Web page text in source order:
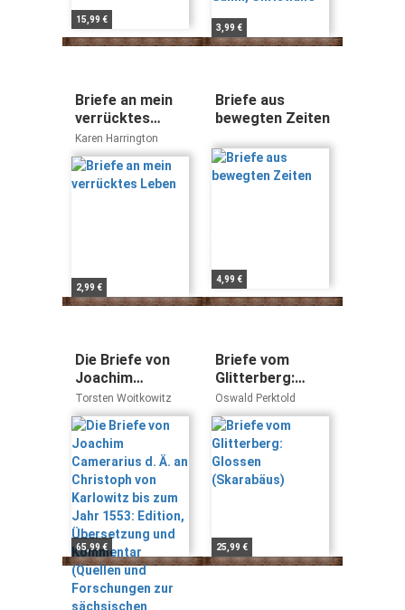
15,99 €
3,99 €
Briefe an mein
verrücktes
Leben
Karen Harrington
2,99 €
Briefe aus
bewegten Zeiten
4,99 €
Die Briefe von
Joachim
Camerarius d. Ä.
an Christoph
von Karlowitz
bis zum Jahr
1553: Edition,
Übersetzung
und Kommentar
(Quellen und
Forschungen
zur sächsischen
Geschichte,
Band 24)
Torsten Woitkowitz
65,99 €
Briefe vom
Glitterberg:
Glossen
(Skarabäus)
Oswald Perktold
25,99 €